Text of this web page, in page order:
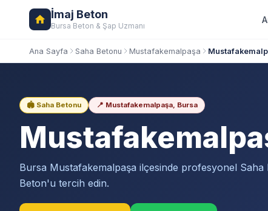
İmaj Beton
Bursa Beton & Şap Uzmanı
Ana Sayfa Saha Betonu Mustafakemalpaşa
🏟️ Saha Betonu 📍 Mustafakemalpaşa, Bursa
Bursa Mustafakemalpaşa ilçesinde profesyonel Saha
Beton'u tercih edin.